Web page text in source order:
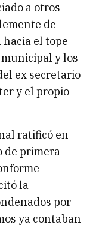
a otros
de
hacia el tope
y los
ex secretario
y el propio
ratificó en
de primera
la
por
ya contaban